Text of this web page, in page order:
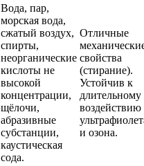
Вода, пар,
морская вода,
сжатый воздух,
спирты,
неорганические
кислоты не
высокой
концентрации,
щёлочи,
абразивные
субстанции,
каустическая
сода.
Отличные
свойства
(стирание).
Устойчив к
длительному
воздействию
и озона.